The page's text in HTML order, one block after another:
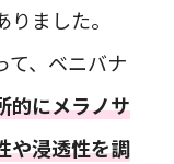
ました。
て、ベニバナ
的にメラノサ
や浸透性を調